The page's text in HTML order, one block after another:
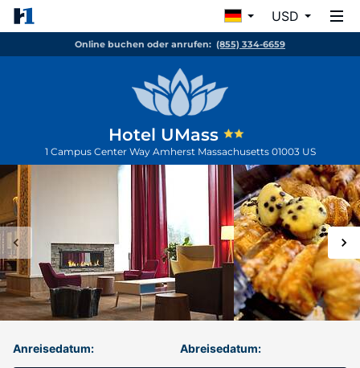
USD
Online buchen oder anrufen: (855) 334-6659
Hotel UMass
1 Campus Center Way Amherst Massachusetts 01003 US
Anreisedatum: Abreisedatum: